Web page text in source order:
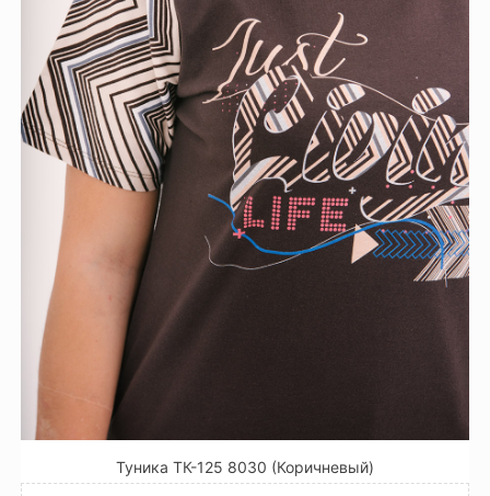
Туника ТК-125 8030 (Коричневый)